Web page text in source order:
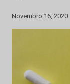
Novembro 16, 2020